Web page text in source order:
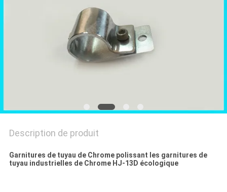
CONFIDENTIALITÉ
Description de produit
Garnitures de tuyau de Chrome polissant les garnitures de
tuyau industrielles de Chrome HJ-13D écologique